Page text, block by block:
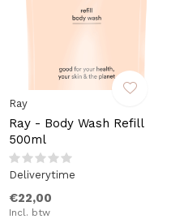
Ray
Ray - Body Wash Refill
500ml
Deliverytime
€22,00
Incl. btw